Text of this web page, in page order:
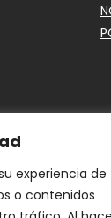
experiencia de
o contenidos